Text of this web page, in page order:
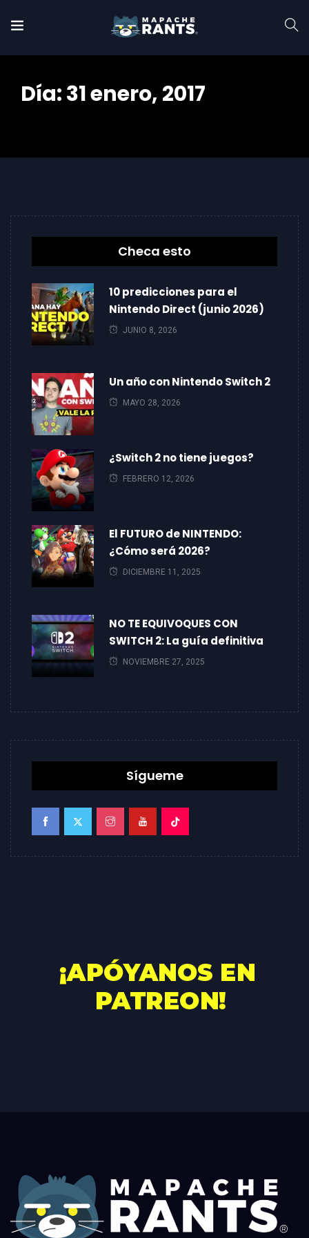
Día:31 enero, 2017
Checa esto
10 predicciones para el
Nintendo Direct (junio 2026)
JUNIO 8, 2026
Un año con Nintendo Switch 2
MAYO 28, 2026
¿Switch 2 no tiene juegos?
FEBRERO 12, 2026
El FUTURO de NINTENDO:
¿Cómo será 2026?
DICIEMBRE 11, 2025
NO TE EQUIVOQUES CON
SWITCH 2: La guía definitiva
NOVIEMBRE 27, 2025
Sígueme